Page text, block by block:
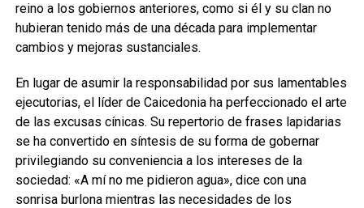
reino a los gobiernos anteriores, como si él y su clan no
hubieran tenido más de una década para implementar
cambios y mejoras sustanciales.
En lugar de asumir la responsabilidad por sus lamentables
ejecutorias, el líder de Caicedonia ha perfeccionado el arte
de las excusas cínicas. Su repertorio de frases lapidarias
se ha convertido en síntesis de su forma de gobernar
privilegiando su conveniencia a los intereses de la
sociedad: «A mí no me pidieron agua», dice con una
sonrisa burlona mientras las necesidades de los